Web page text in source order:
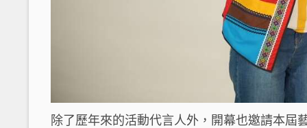
除了歷年來的活動代言人外，開幕也邀請本屆